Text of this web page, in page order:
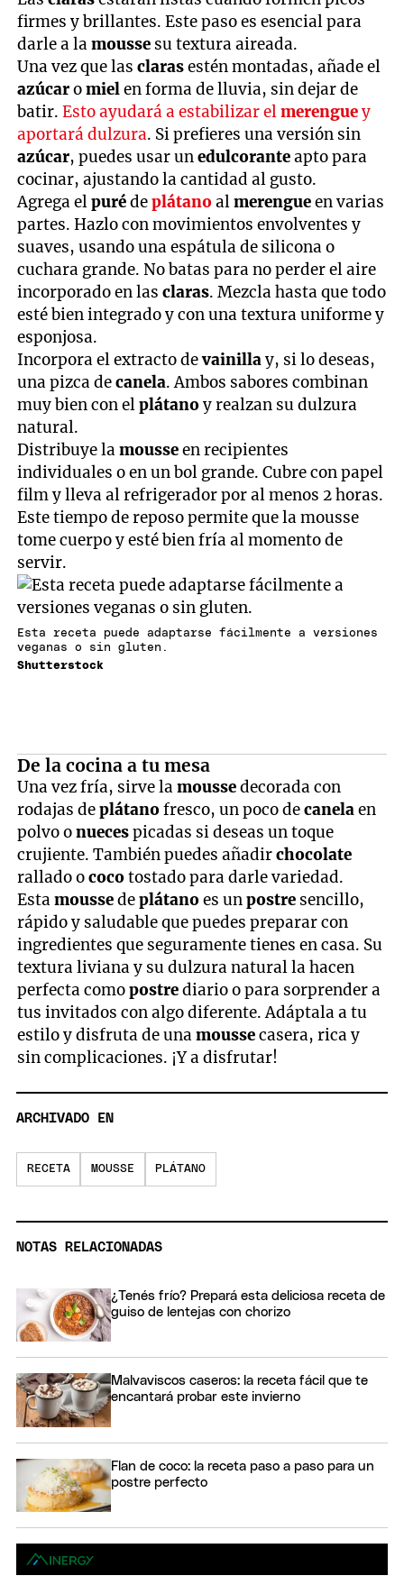
firmes y brillantes. Este paso es esencial para
darle a lamousse su textura aireada.
Una vez que lasclarasestén montadas, añade el
azúcaromielen forma de lluvia, sin dejar de
batir.Esto ayudará a estabilizar elmerenguey
aportará dulzura. Si prefieres una versión sin
azúcar, puedes usar unedulcoranteapto para
cocinar, ajustando la cantidad al gusto.
Agrega elpurédeplátanoalmerengueen varias
partes. Hazlo con movimientos envolventes y
suaves, usando una espátula de silicona o
cuchara grande. No batas para no perder el aire
incorporado en lasclaras. Mezcla hasta que todo
esté bien integrado y con una textura uniforme y
esponjosa.
Incorpora el extracto devainillay, si lo deseas,
una pizca decanela. Ambos sabores combinan
muy bien con elplátanoy realzan su dulzura
natural.
Distribuye lamousseen recipientes
individuales o en un bol grande. Cubre con papel
film y lleva al refrigerador por al menos 2 horas.
Este tiempo de reposo permite que la mousse
tome cuerpo y esté bien fría al momento de
servir.
Esta receta puede adaptarse fácilmente a versiones
veganas o sin gluten.
Shutterstock
De la cocina a tu mesa
Una vez fría, sirve lamoussedecorada con
rodajas deplátanofresco, un poco decanelaen
polvo onuecespicadas si deseas un toque
crujiente. También puedes añadirchocolate
rallado ococotostado para darle variedad.
Estamoussedeplátanoes unpostre sencillo,
rápido y saludable que puedes preparar con
ingredientes que seguramente tienes en casa. Su
textura liviana y su dulzura natural la hacen
perfecta comopostrediario o para sorprender a
tus invitados con algo diferente. Adáptala a tu
estilo y disfruta de unamoussecasera, rica y
sin complicaciones. ¡Y a disfrutar!
ARCHIVADO EN
RECETA MOUSSE PLÁTANO
NOTAS RELACIONADAS
¿Tenés frío? Prepará esta deliciosa receta de
guiso de lentejas con chorizo
Malvaviscos caseros: la receta fácil que te
encantará probar este invierno
Flan de coco: la receta paso a paso para un
postre perfecto